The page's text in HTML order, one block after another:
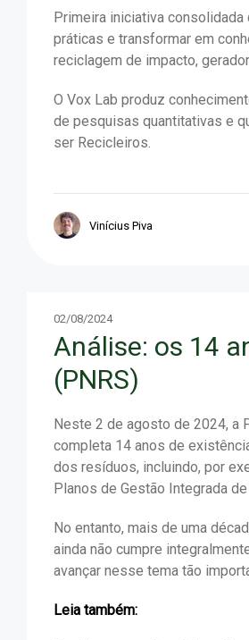
Primeira iniciativa
práticas e transformar em
reciclagem de impacto,
O Vox Lab produz
de pesquisas quantitativas e
ser Recicleiros.
Vinícius Piva
02/08/2024
Análise: os 14
(PNRS)
Neste 2 de agosto de 2024, a
completa 14 anos de
dos resíduos, incluindo, por
Planos de Gestão Integrada
No entanto, mais de uma
ainda não cumpre
avançar nesse tema tão
Leia também: